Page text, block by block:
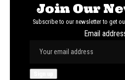
Join Our
Subscribe to our newsletter to get
Email